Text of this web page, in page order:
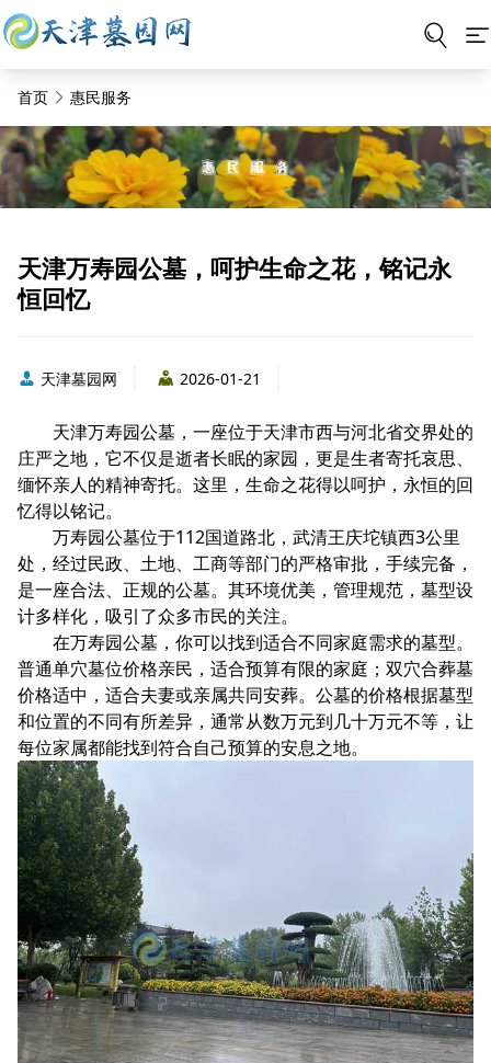
首页 惠民服务
天津万寿园公墓，呵护生命之花，铭记永
恒回忆
天津墓园网 2026-01-21
天津万寿园公墓，一座位于天津市西与河北省交界处的
庄严之地，它不仅是逝者长眠的家园，更是生者寄托哀思、
缅怀亲人的精神寄托。这里，生命之花得以呵护，永恒的回
忆得以铭记。
万寿园公墓位于112国道路北，武清王庆坨镇西3公里
处，经过民政、土地、工商等部门的严格审批，手续完备，
是一座合法、正规的公墓。其环境优美，管理规范，墓型设
计多样化，吸引了众多市民的关注。
在万寿园公墓，你可以找到适合不同家庭需求的墓型。
普通单穴墓位价格亲民，适合预算有限的家庭；双穴合葬墓
价格适中，适合夫妻或亲属共同安葬。公墓的价格根据墓型
和位置的不同有所差异，通常从数万元到几十万元不等，让
每位家属都能找到符合自己预算的安息之地。